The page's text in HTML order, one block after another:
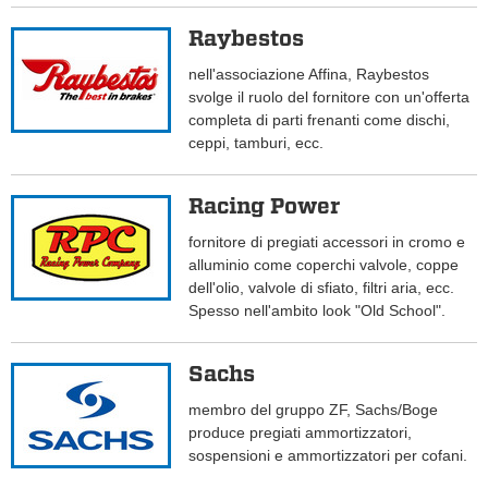
Raybestos
nell'associazione Affina, Raybestos
svolge il ruolo del fornitore con un'offerta
completa di parti frenanti come dischi,
ceppi, tamburi, ecc.
Racing Power
fornitore di pregiati accessori in cromo e
alluminio come coperchi valvole, coppe
dell'olio, valvole di sfiato, filtri aria, ecc.
Spesso nell'ambito look "Old School".
Sachs
membro del gruppo ZF, Sachs/Boge
produce pregiati ammortizzatori,
sospensioni e ammortizzatori per cofani.